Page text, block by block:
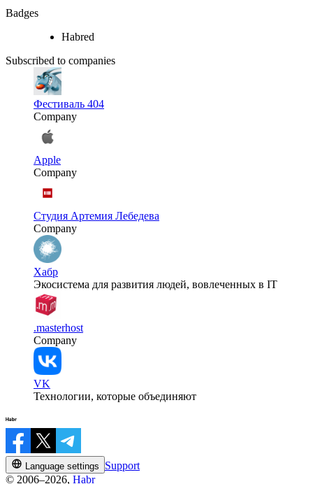
Badges
Habred
Subscribed to companies
Фестиваль 404
Company
Apple
Company
Студия Артемия Лебедева
Company
Хабр
Экосистема для развития людей, вовлеченных в IT
.masterhost
Company
VK
Технологии, которые объединяют
Language settings
Support
© 2006–2026, Habr